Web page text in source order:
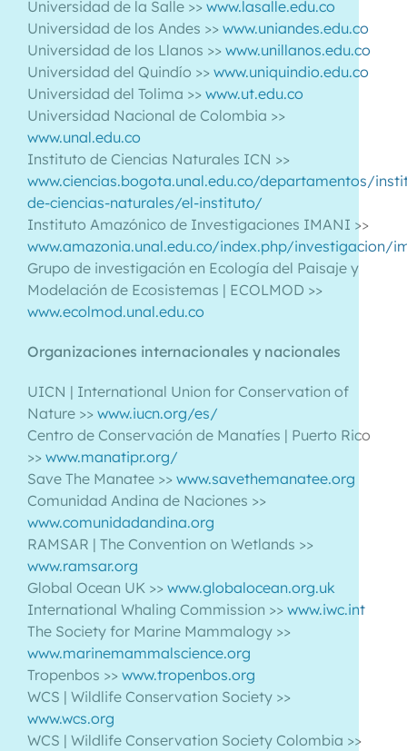
Universidad de la Salle >> www.lasalle.edu.co
Universidad de los Andes >> www.uniandes.edu.co
Universidad de los Llanos >> www.unillanos.edu.co
Universidad del Quindío >> www.uniquindio.edu.co
Universidad del Tolima >> www.ut.edu.co
Universidad Nacional de Colombia >>
www.unal.edu.co
Instituto de Ciencias Naturales ICN >>
www.ciencias.bogota.unal.edu.co/departamentos/
de-ciencias-naturales/el-instituto/
Instituto Amazónico de Investigaciones IMANI >>
www.amazonia.unal.edu.co/index.php/investigacion/
Grupo de investigación en Ecología del Paisaje y
Modelación de Ecosistemas | ECOLMOD >>
www.ecolmod.unal.edu.co
Organizaciones internacionales y nacionales
UICN | International Union for Conservation of
Nature >> www.iucn.org/es/
Centro de Conservación de Manatíes | Puerto Rico
>> www.manatipr.org/
Save The Manatee >> www.savethemanatee.org
Comunidad Andina de Naciones >>
www.comunidadandina.org
RAMSAR | The Convention on Wetlands >>
www.ramsar.org
Global Ocean UK >> www.globalocean.org.uk
International Whaling Commission >> www.iwc.int
The Society for Marine Mammalogy >>
www.marinemammalscience.org
Tropenbos >> www.tropenbos.org
WCS | Wildlife Conservation Society >>
www.wcs.org
WCS | Wildlife Conservation Society Colombia >>